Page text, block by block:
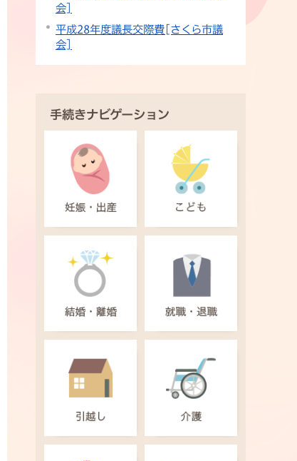
会]
平成28年度議長交際費[さくら市議
会]
手続きナビゲーション